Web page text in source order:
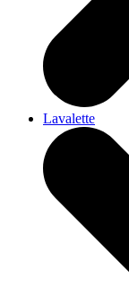
Lavalette